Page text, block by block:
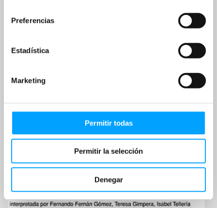
Preferencias
Estadística
Marketing
Permitir todas
Permitir la selección
Denegar